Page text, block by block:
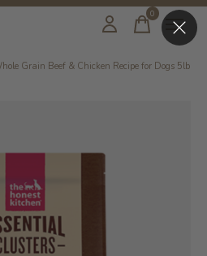
0items
Grain Beef & Chicken Recipe for Dogs 5lb